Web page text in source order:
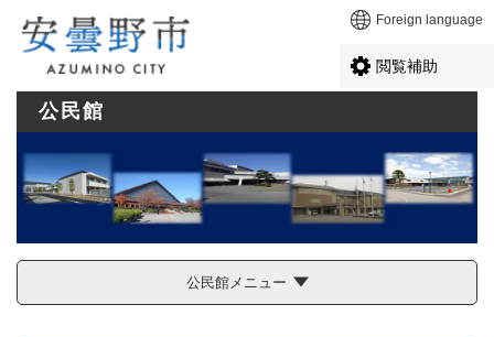
メニューを飛ばして本文へ Foreign language
閲覧補助
公民館
公民館メニュー